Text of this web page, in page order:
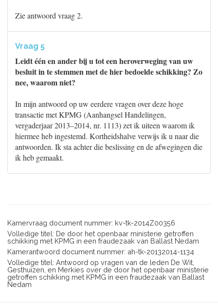
Zie antwoord vraag 2.
Vraag 5
Leidt één en ander bij u tot een heroverweging van uw
besluit in te stemmen met de hier bedoelde schikking? Zo
nee, waarom niet?
In mijn antwoord op uw eerdere vragen over deze hoge
transactie met KPMG (Aanhangsel Handelingen,
vergaderjaar 2013–2014, nr. 1113) zet ik uiteen waarom ik
hiermee heb ingestemd. Kortheidshalve verwijs ik u naar die
antwoorden. Ik sta achter die beslissing en de afwegingen die
ik heb gemaakt.
Kamervraag document nummer: kv-tk-2014Z00356
Volledige titel: De door het openbaar ministerie getroffen
schikking met KPMG in een fraudezaak van Ballast Nedam
Kamerantwoord document nummer: ah-tk-20132014-1134
Volledige titel: Antwoord op vragen van de leden De Wit,
Gesthuizen, en Merkies over de door het openbaar ministerie
getroffen schikking met KPMG in een fraudezaak van Ballast
Nedam